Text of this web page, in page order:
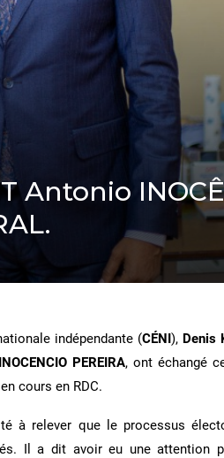
Antonio
indépendante (CÉNI), Denis
PEREIRA, ont échangé
cours en RDC.
à relever que le processus
Il a dit avoir eu une attention